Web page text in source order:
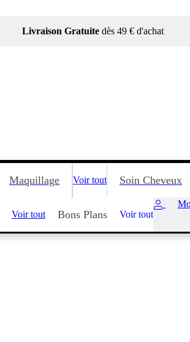
Livraison Gratuitedès 49 € d'achat
Maquillage Voir tout Soin Cheveux
Voir tout Bons Plans Voir tout